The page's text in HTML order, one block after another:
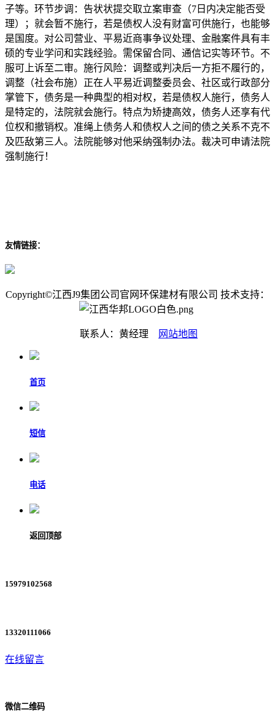
子等。环节步调：告状状提交取立案审查（7日内决定能否受
理）；就会暂不施行，若是债权人没有财富可供施行，也能够
是国度。对公司营业、平易近商事争议处理、金融案件具有丰
硕的专业学问和实践经验。需保留合同、通信记实等环节。不
服可上诉至二审。施行风险：调整或判决后一方拒不履行的，
调整（社会布施）正在人平易近调整委员会、社区或行政部分
掌管下，债务是一种典型的相对权，若是债权人施行，债务人
是特定的，法院就会施行。特点为矫捷高效，债务人还享有代
位权和撤销权。准绳上债务人和债权人之间的债之关系不克不
及匹敌第三人。法院能够对他采纳强制办法。裁决可申请法院
强制施行！
友情链接：
Copyright©江西J9集团公司官网环保建材有限公司 技术支持：
联系人：黄经理 网站地图
首页
短信
电话
返回顶部
15979102568
13320111066
在线留言
微信二维码